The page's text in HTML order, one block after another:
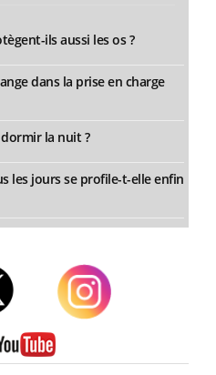
ils aussi les os ?
dans la prise en charge
la nuit ?
les jours se profile-t-elle enfin